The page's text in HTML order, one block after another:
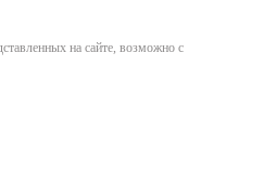
на сайте, возможно с